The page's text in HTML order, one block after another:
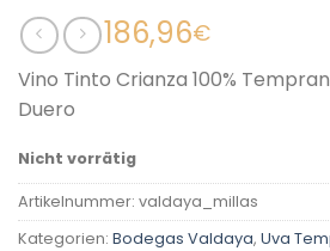
186,96€
Vino Tinto Crianza 100%
Duero
Nicht vorrätig
Artikelnummer: valdaya_millas
Kategorien: Bodegas Valdaya, Uva